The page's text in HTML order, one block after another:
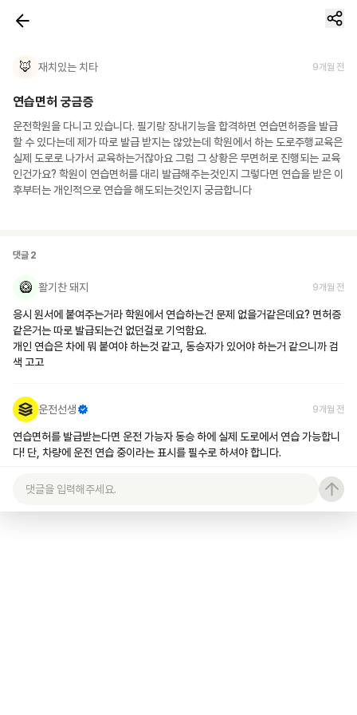
🦊 재치있는 치타 9개월 전
연습면허 궁금증
운전학원을 다니고 있습니다. 필기랑 장내기능을 합격하면 연습면허증을 발급
할 수 있다는데 제가 따로 발급 받지는 않았는데 학원에서 하는 도로주행교육은
실제 도로로 나가서 교육하는거잖아요 그럼 그 상황은 무면허로 진행되는 교육
인건가요? 학원이 연습면허를 대리 발급해주는것인지 그렇다면 연습을 받은 이
후부터는 개인적으로 연습을 해도되는것인지 궁금합니다
댓글 2
🥝 활기찬 돼지 9개월 전
응시 원서에 붙여주는거라 학원에서 연습하는건 문제 없을거같은데요? 면허증
같은거는 따로 발급되는건 없던걸로 기억함요.
개인 연습은 차에 뭐 붙여야 하는것 같고, 동승자가 있어야 하는거 같으니까 검
색 고고
운전선생 9개월 전
연습면허를 발급받는다면 운전 가능자 동승 하에 실제 도로에서 연습 가능합니
다! 단, 차량에 운전 연습 중이라는 표시를 필수로 하셔야 합니다.